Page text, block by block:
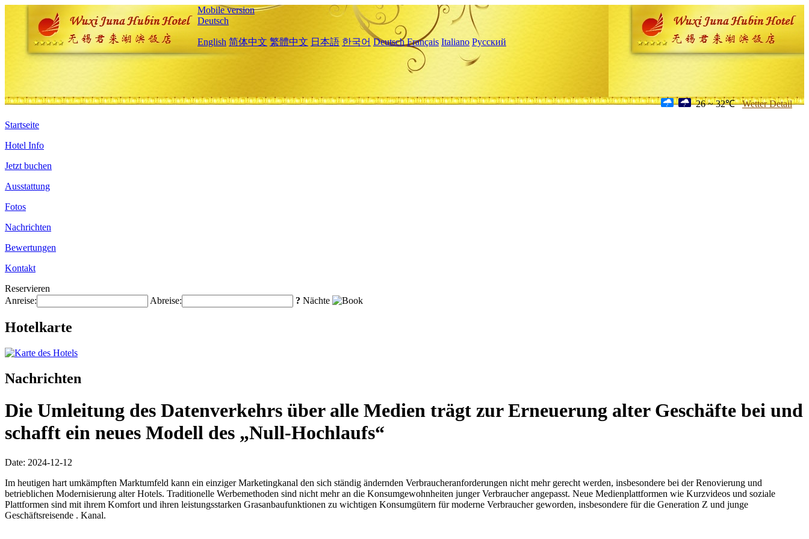
Mobile version
Deutsch
English 简体中文 繁體中文 日本語 한국어 Deutsch Français Italiano Русский
26 ~ 32℃ Wetter Detail
Startseite
Hotel Info
Jetzt buchen
Ausstattung
Fotos
Nachrichten
Bewertungen
Kontakt
Reservieren
Anreise:
Abreise: ? Nächte
Hotelkarte
Nachrichten
Die Umleitung des Datenverkehrs über alle Medien trägt zur Erneuerung alter Geschäfte bei und
schafft ein neues Modell des „Null-Hochlaufs“
Date: 2024-12-12
Im heutigen hart umkämpften Marktumfeld kann ein einziger Marketingkanal den sich ständig ändernden Verbraucheranforderungen nicht mehr gerecht werden, insbesondere bei der Renovierung und
betrieblichen Modernisierung alter Hotels. Traditionelle Werbemethoden sind nicht mehr an die Konsumgewohnheiten junger Verbraucher angepasst. Neue Medienplattformen wie Kurzvideos und soziale
Plattformen sind mit ihrem Komfort und ihren leistungsstarken Grasanbaufunktionen zu wichtigen Konsumgütern für moderne Verbraucher geworden, insbesondere für die Generation Z und junge
Geschäftsreisende . Kanal.